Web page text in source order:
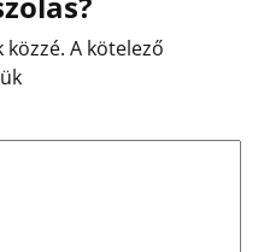
közzé. A kötelező